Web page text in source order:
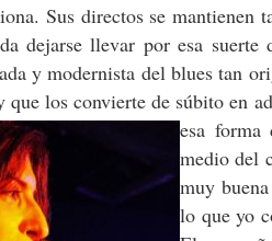
Sus directos se mantienen
dejarse llevar por esa
y modernista del blues tan
que los convierte de súbito en
esa
medio del
muy
lo que yo